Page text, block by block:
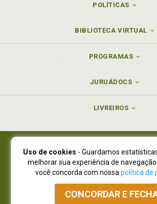
POLÍTICAS
BIBLIOTECA VIRTUAL
PROGRAMAS
JURUÁDOCS
LIVREIROS
Juruá Editora Ltda., CNPJ
Juruá Informática Ltda., CNPJ
NOVO ENDEREÇO:R. Flávio Dallegrave,
Curitiba - Paraná - CEP 82210-
Atendimento: (41) 4009-3900|Vendas
Uso de cookies - Guardamos
melhorar sua experiência de
você concorda com nossa política de
CONCORDAR E